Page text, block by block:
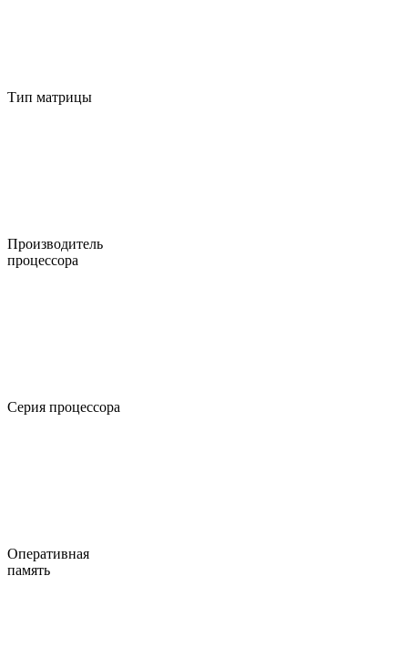
Тип матрицы
Производитель
процессора
Серия процессора
Оперативная
память